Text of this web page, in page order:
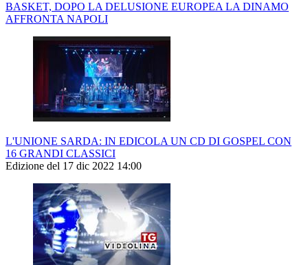
BASKET, DOPO LA DELUSIONE EUROPEA LA DINAMO
AFFRONTA NAPOLI
L'UNIONE SARDA: IN EDICOLA UN CD DI GOSPEL CON
16 GRANDI CLASSICI
Edizione del 17 dic 2022 14:00